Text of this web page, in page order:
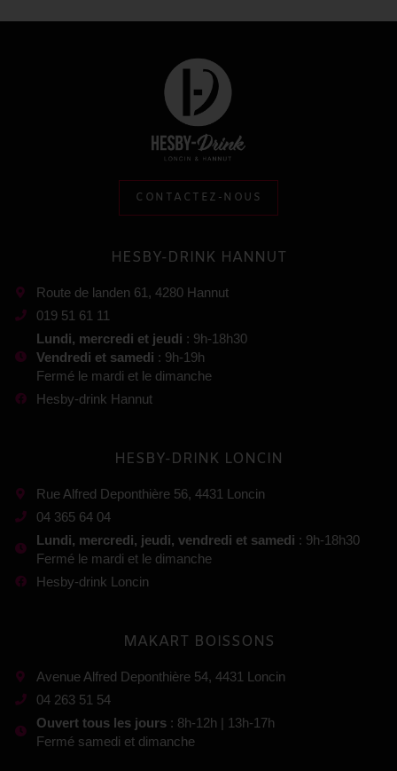
CONTACTEZ-NOUS
HESBY-DRINK HANNUT
Route de landen 61, 4280 Hannut
019 51 61 11
Lundi, mercredi et jeudi : 9h-18h30
Vendredi et samedi : 9h-19h
Fermé le mardi et le dimanche
Hesby-drink Hannut
HESBY-DRINK LONCIN
Rue Alfred Deponthière 56, 4431 Loncin
04 365 64 04
Lundi, mercredi, jeudi, vendredi et samedi : 9h-18h30
Fermé le mardi et le dimanche
Hesby-drink Loncin
MAKART BOISSONS
Avenue Alfred Deponthière 54, 4431 Loncin
04 263 51 54
Ouvert tous les jours : 8h-12h | 13h-17h
Fermé samedi et dimanche